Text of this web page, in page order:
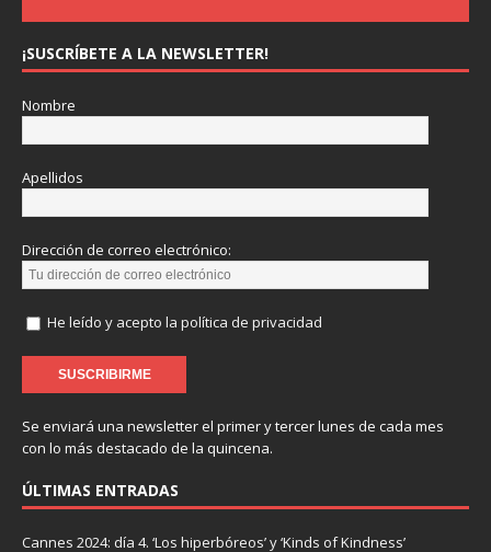
¡SUSCRÍBETE A LA NEWSLETTER!
Nombre
Apellidos
Dirección de correo electrónico:
He leído y acepto la política de privacidad
Se enviará una newsletter el primer y tercer lunes de cada mes
con lo más destacado de la quincena.
ÚLTIMAS ENTRADAS
Cannes 2024: día 4. ‘Los hiperbóreos’ y ‘Kinds of Kindness’